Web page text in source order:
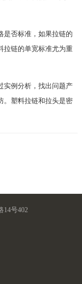
是否标准，如果拉链的
拉链的单宽标准尤为重
实例分析，找出问题产
。塑料拉链和拉头是密
14号402